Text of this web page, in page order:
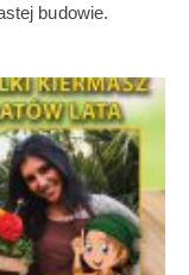
budowie.